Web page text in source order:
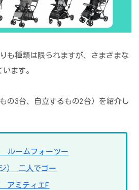
も種類は限られますが、さまざまな
ます。
の3台、自立するもの2台）を紹介し
ルームフォーツー
） 二人でゴー
アミティエF